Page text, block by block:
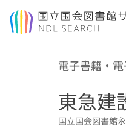
本文へ移動
電子書籍・
東急建
国立国会図書館